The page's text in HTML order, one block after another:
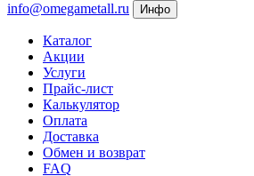
info@omegametall.ru Инфо
Каталог
Акции
Услуги
Прайс-лист
Калькулятор
Оплата
Доставка
Обмен и возврат
FAQ